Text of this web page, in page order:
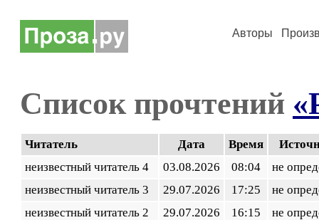
Авторы
Список прочтений
Читатель Дата Время
неизвестный читатель 4
03.08.2026 08:04
не
неизвестный читатель 3
29.07.2026 17:25
не
неизвестный читатель 2
29.07.2026 16:15
не